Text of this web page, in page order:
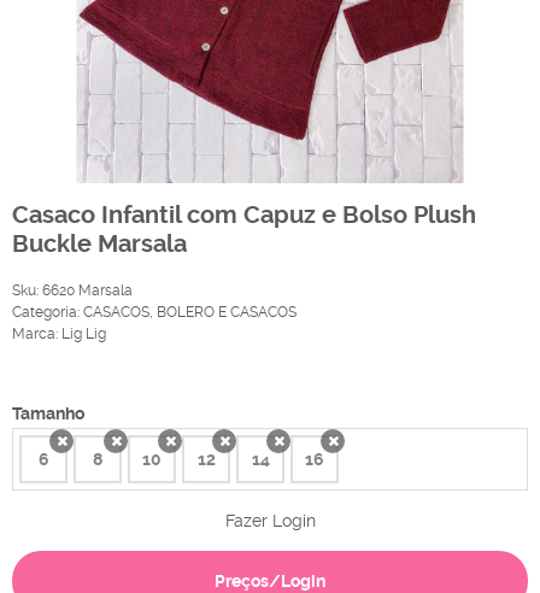
Casaco Infantil com Capuz e Bolso Plush
Buckle Marsala
Sku: 6620 Marsala
Categoria: CASACOS, BOLERO E CASACOS
Marca: Lig Lig
Tamanho
6 8 10x 12x 14x 16x
Fazer Login
Preços/Login